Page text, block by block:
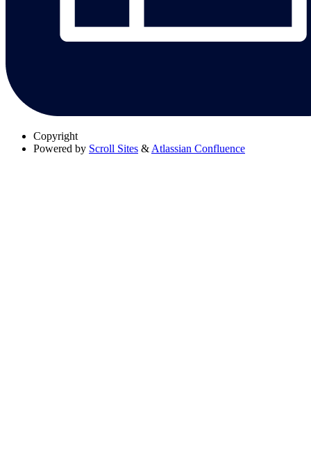
Copyright
Powered by Scroll Sites & Atlassian Confluence